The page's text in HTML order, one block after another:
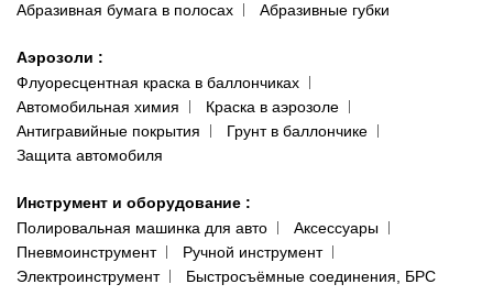
Абразивная бумага в полосах
Абразивные губки
Аэрозоли :
Флуоресцентная краска в баллончиках
Автомобильная химия
Краска в аэрозоле
Антигравийные покрытия
Грунт в баллончике
Защита автомобиля
Инструмент и оборудование :
Полировальная машинка для авто
Аксессуары
Пневмоинструмент
Ручной инструмент
Электроинструмент
Быстросъёмные соединения, БРС